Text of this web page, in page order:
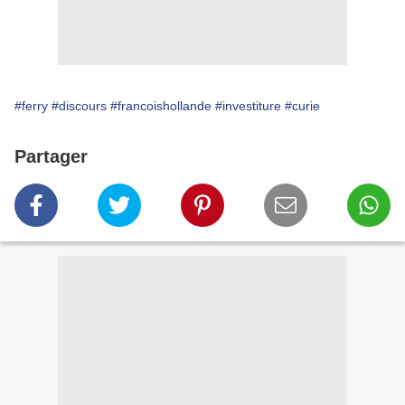
#ferry #discours #francoishollande #investiture #curie
Partager